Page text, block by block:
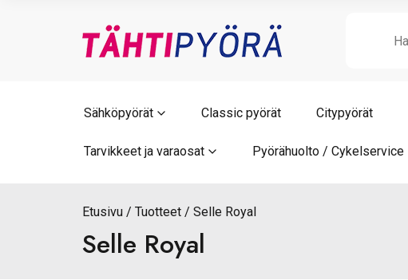
Sähköpyörät Classic pyörät Citypyörät
Tarvikkeet ja varaosat Pyörähuolto / Cykelservice
Etusivu Tuotteet Selle Royal
Selle Royal